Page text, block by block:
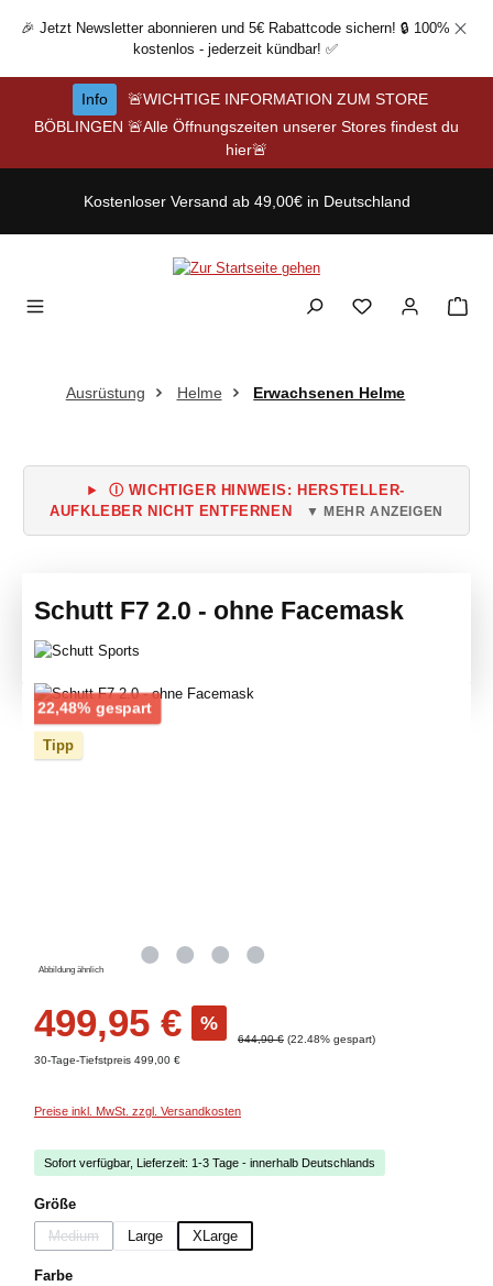
Zum Hauptinhalt springen
🎉 Jetzt Newsletter abonnieren und 5€ Rabattcode sichern! 🔒 100%
kostenlos - jederzeit kündbar! ✅
Info
🚨WICHTIGE INFORMATION ZUM STORE
BÖBLINGEN 🚨Alle Öffnungszeiten unserer Stores findest du
hier🚨
Kostenloser Versand ab 49,00€ in Deutschland
Ausrüstung Helme Erwachsenen Helme
Ⓘ WICHTIGER HINWEIS: HERSTELLER-
AUFKLEBER NICHT ENTFERNEN
▼ MEHR ANZEIGEN
Schutt F7 2.0 - ohne Facemask
Bildergalerie überspringen
22,48% gespartRabatt
Tipp
Abbildung ähnlich
499,95 € %
Regulärer Preis:
644,90 € (22.48% gespart)
30-Tage-Tiefstpreis 499,00 €
Preise inkl. MwSt. zzgl. Versandkosten
Sofort verfügbar, Lieferzeit: 1-3 Tage - innerhalb Deutschlands
Größeauswählen
Medium
(Diese Option ist zurzeit nicht verfügbar.)
Large XLarge
Farbeauswählen